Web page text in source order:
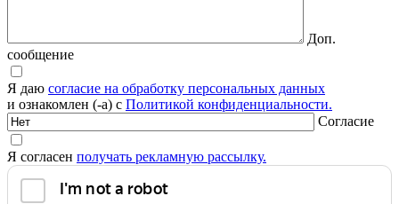
Доп.
сообщение
Я даю согласие на обработку персональных данных
и ознакомлен (-а) с Политикой конфиденциальности.
Согласие
Я согласен получать рекламную рассылку.